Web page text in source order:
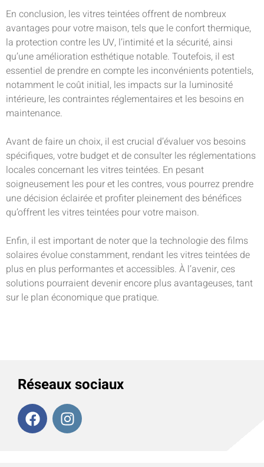
En conclusion, les vitres teintées offrent de nombreux
avantages pour votre maison, tels que le confort thermique,
la protection contre les UV, l’intimité et la sécurité, ainsi
qu’une amélioration esthétique notable. Toutefois, il est
essentiel de prendre en compte les inconvénients potentiels,
notamment le coût initial, les impacts sur la luminosité
intérieure, les contraintes réglementaires et les besoins en
maintenance.
Avant de faire un choix, il est crucial d’évaluer vos besoins
spécifiques, votre budget et de consulter les réglementations
locales concernant les vitres teintées. En pesant
soigneusement les pour et les contres, vous pourrez prendre
une décision éclairée et profiter pleinement des bénéfices
qu’offrent les vitres teintées pour votre maison.
Enfin, il est important de noter que la technologie des films
solaires évolue constamment, rendant les vitres teintées de
plus en plus performantes et accessibles. À l’avenir, ces
solutions pourraient devenir encore plus avantageuses, tant
sur le plan économique que pratique.
Réseaux sociaux